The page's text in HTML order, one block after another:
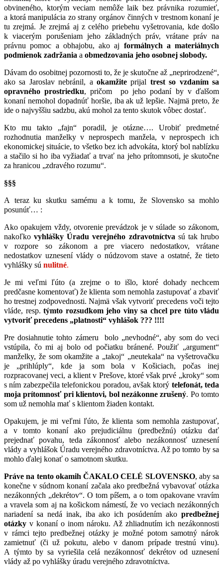
obvineného, ktorým veciam nemôže laik bez právnika rozumieť,
a ktorá manipulácia zo strany orgánov činných v trestnom konaní je
tu zrejmá. Je zrejmá aj z celého priebehu vyšetrovania, kde došlo
k viacerým porušeniam jeho základných práv, vrátane práv na
právnu pomoc a obhajobu, ako aj formálnych a materiálnych
podmienok zadržania a obmedzovania jeho osobnej slobody.
Dávam do osobitnej pozornosti to, že je skutočne až „neprirodzené“,
ako sa Jaroslav nebránil, a okamžite prijal trest so vzdaním sa
opravného prostriedku, pričom po jeho podaní by v ďalšom
konaní nemohol dopadnúť horšie, iba ak už lepšie. Najmä preto, že
ide o najvyššiu sadzbu, akú mohol za tento skutok vôbec dostať.
Kto mu takto „fajn“ poradil, je otázne…. Urobiť predmetné
rozhodnutia manželky v neprospech manžela, v neprospech ich
ekonomickej situácie, to všetko bez ich advokáta, ktorý bol nablízku
a stačilo si ho iba vyžiadať a trvať na jeho prítomnsoti, je skutočne
za hranicou „zdravého rozumu“.
§§§
A teraz ku skutku samému a k tomu, že Slovensko sa mohlo
posunúť… :
Ako opakujem vždy, otvorenie prevádzok je v súlade so zákonom,
nakoľkovyhlášky Úradu verejného zdravotníctva sú tak hrubo
v rozpore so zákonom a pre viacero nedostatkov, vrátane
nedostatkov uznesení vlády o núdzovom stave a ostatné, že tieto
vyhlášky sú nulitné.
Je mi veľmi ľúto (a zrejme o to išlo, ktoré dohady nechcem
predčasne komentovať) že klienta som nemohla zastupovať a zbaviť
ho trestnej zodpovednosti. Najmä však vytvoriť precedens voči tejto
vláde, resp. týmto rozsudkom jeho viny sa chcel pre túto vládu
vytvoriť precedens „platnosti“ vyhlášok ??? !!!!
Pre dosiahnutie tohto zámeru bolo „nevhodné“, aby som do veci
vstúpila, čo mi aj bolo od počiatku bránené. Použiť „argument“
manželky, že som okamžite a „takoj“ „neutekala“ na vyšetrovačku
je „prihlúply“, kde ja som bola v Košiciach, počas inej
rozpracovanej veci, a klient v Prešove, ktoré však prvé „kroky“ som
s ním zabezpečila telefonickou poradou, avšak ktorý telefonát, teda
moja prítomnosť pri klientovi, bol nezákonne zrušený. Po tomto
som už nemohla mať s klientom žiaden kontakt.
Opakujem, je mi veľmi ľúto, že klienta som nemohla zastupovať,
a v tomto konaní ako prejudiciálnu (predbežnú) otázku dať
prejednať povahu, teda zákonnosť alebo nezákonnosť uznesení
vlády a vyhlášok Úradu verejného zdravotníctva. Až po tomto by sa
mohlo ďalej konať o samotnom skutku.
Práve na tento okamih ČAKALO CELÉ SLOVENSKO, aby sa
konečne v súdnom konaní začala ako predbežná vybavovať otázka
nezákonných „dekrétov“. O tom píšem, a o tom opakovane vravím
a vravela som aj na košickom námestí, že vo veciach nezákonných
nariadení sa nedá inak, iba ako ich posúdením ako predbežnej
otázky v konaní o inom nároku. Až zhliadnutím ich nezákonnosti
v rámci tejto predbežnej otázky je možné potom samotný nárok
zamietnuť (či už pokutu, alebo v danom prípade trestnú vinu).
A týmto by sa vyriešila celá nezákonnosť dekrétov od uznesení
vlády až po vyhlášky úradu verejného zdravotníctva.